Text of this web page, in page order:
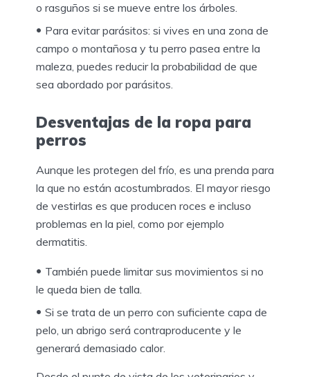
o rasguños si se mueve entre los árboles.
Para evitar parásitos: si vives en una zona de
campo o montañosa y tu perro pasea entre la
maleza, puedes reducir la probabilidad de que
sea abordado por parásitos.
Desventajas de la ropa para
perros
Aunque les protegen del frío, es una prenda para
la que no están acostumbrados. El mayor riesgo
de vestirlas es que producen roces e incluso
problemas en la piel, como por ejemplo
dermatitis.
También puede limitar sus movimientos si no
le queda bien de talla.
Si se trata de un perro con suficiente capa de
pelo, un abrigo será contraproducente y le
generará demasiado calor.